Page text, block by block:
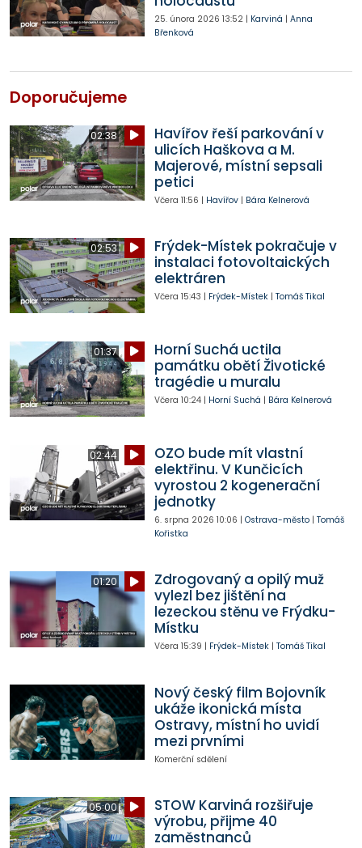
25. února 2026 13:52| Karviná | Anna
Břenková
Doporučujeme
02:38
Havířov řeší parkování v
ulicích Haškova a M.
Majerové, místní sepsali
petici
Včera 11:56 | Havířov| Bára Kelnerová
02:53
Frýdek-Místek pokračuje v
instalaci fotovoltaických
elektráren
Včera 15:43 | Frýdek-Místek| Tomáš Tikal
01:37
Horní Suchá uctila
památku obětí Životické
tragédie u muralu
Včera 10:24| Horní Suchá | Bára Kelnerová
02:44
OZO bude mít vlastní
elektřinu. V Kunčicích
vyrostou 2 kogenerační
jednotky
6. srpna 2026 10:06 | Ostrava-město| Tomáš
Kořistka
01:20
Zdrogovaný a opilý muž
vylezl bez jištění na
lezeckou stěnu ve Frýdku-
Místku
Včera 15:39 | Frýdek-Místek| Tomáš Tikal
Nový český film Bojovník
ukáže ikonická místa
Ostravy, místní ho uvidí
mezi prvními
Komerční sdělení
05:00
STOW Karviná rozšiřuje
výrobu, přijme 40
zaměstnanců